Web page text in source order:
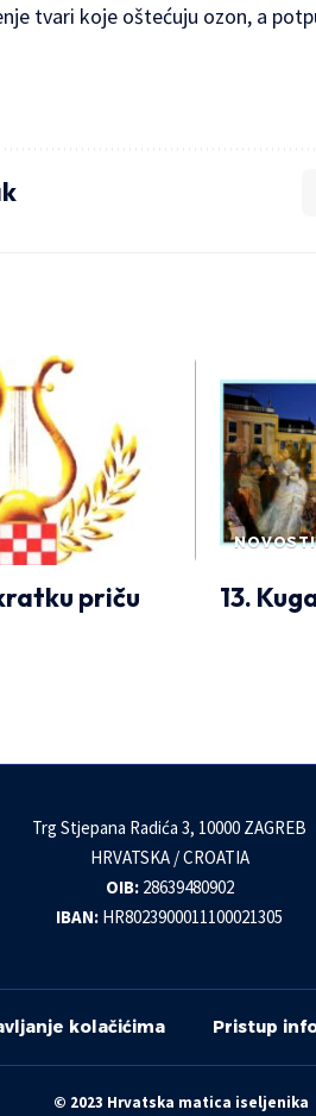
tvari koje oštećuju ozon, a
priču
NOVOSTI
13.
Trg Stjepana Radića 3, 10000 ZAGREB
HRVATSKA / CROATIA
OIB:28639480902
IBAN: HR8023900011100021305
kolačićima Pristup
© 2023 Hrvatska matica iseljenika